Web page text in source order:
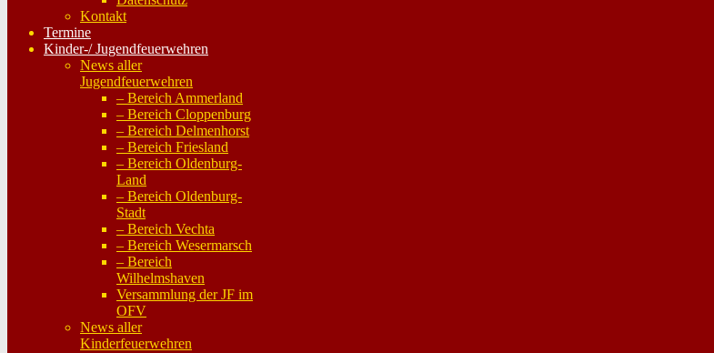
Kontakt
Termine
Kinder-/ Jugendfeuerwehren
News aller
Jugendfeuerwehren
– Bereich Ammerland
– Bereich Cloppenburg
– Bereich Delmenhorst
– Bereich Friesland
– Bereich Oldenburg-
Land
– Bereich Oldenburg-
Stadt
– Bereich Vechta
– Bereich Wesermarsch
– Bereich
Wilhelmshaven
Versammlung der JF im
OFV
News aller
Kinderfeuerwehren